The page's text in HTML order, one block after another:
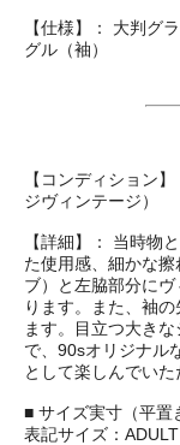
【仕様】： 大判グ
グル（袖）
【コンディション
ジヴィンテージ）
【詳細】： 当時物
た使用感、細かな
ブ）と左脇部分に
ります。また、袖
ます。目立つ大き
で、90sオリジナル
として楽しんでい
■ サイズ実寸（平置
表記サイズ：ADULT